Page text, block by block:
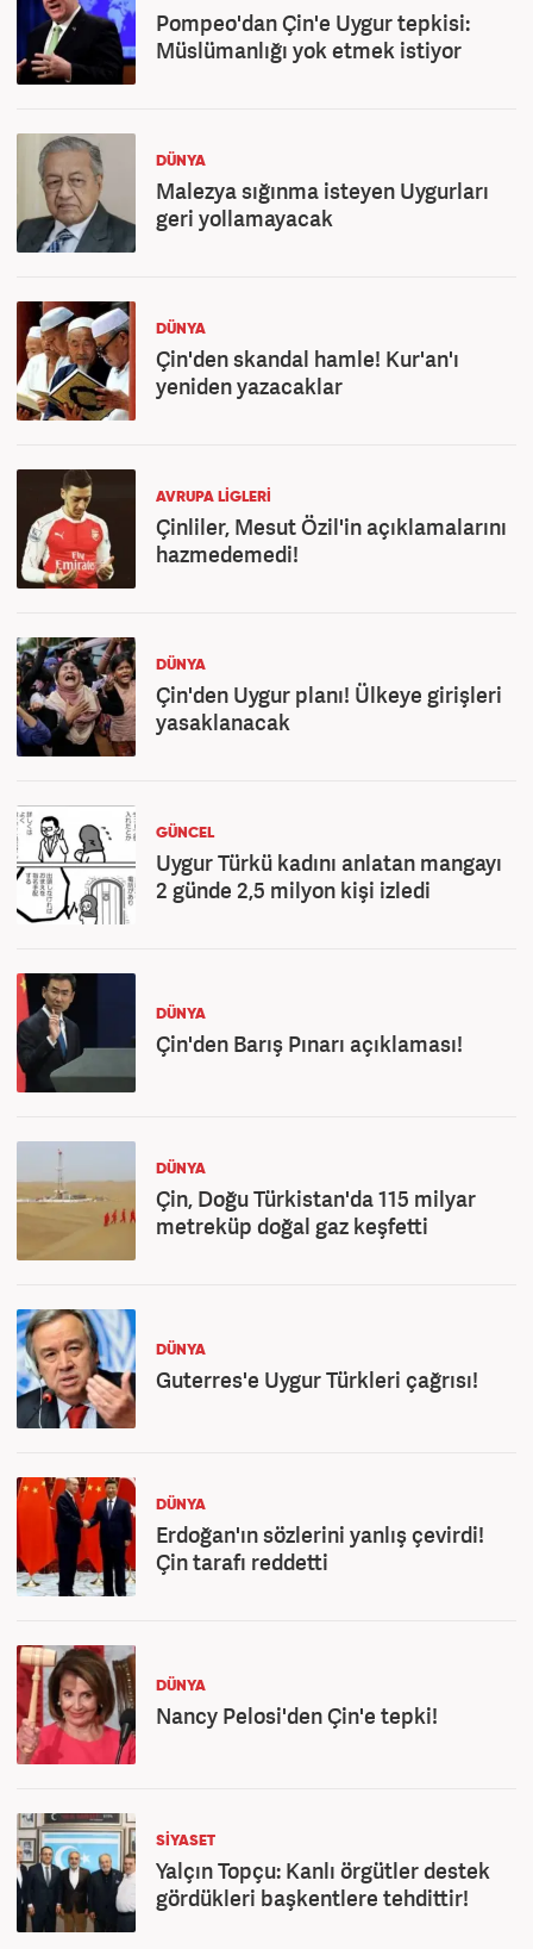
Pompeo'dan Çin'e Uygur tepkisi:
Müslümanlığı yok etmek istiyor
DÜNYA
Malezya sığınma isteyen Uygurları
geri yollamayacak
DÜNYA
Çin'den skandal hamle! Kur'an'ı
yeniden yazacaklar
AVRUPA LİGLERİ
Çinliler, Mesut Özil'in açıklamalarını
hazmedemedi!
DÜNYA
Çin'den Uygur planı! Ülkeye girişleri
yasaklanacak
GÜNCEL
Uygur Türkü kadını anlatan mangayı
2 günde 2,5 milyon kişi izledi
DÜNYA
Çin'den Barış Pınarı açıklaması!
DÜNYA
Çin, Doğu Türkistan'da 115 milyar
metreküp doğal gaz keşfetti
DÜNYA
Guterres'e Uygur Türkleri çağrısı!
DÜNYA
Erdoğan'ın sözlerini yanlış çevirdi!
Çin tarafı reddetti
DÜNYA
Nancy Pelosi'den Çin'e tepki!
SİYASET
Yalçın Topçu: Kanlı örgütler destek
gördükleri başkentlere tehdittir!